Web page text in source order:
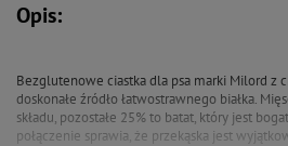
Opis:
Bezglutenowe ciastka dla psa marki Milord z
doskonałe źródło łatwostrawnego białka.
składu, pozostałe 25% to batat, który jest
połączenie sprawia, że przekąska jest